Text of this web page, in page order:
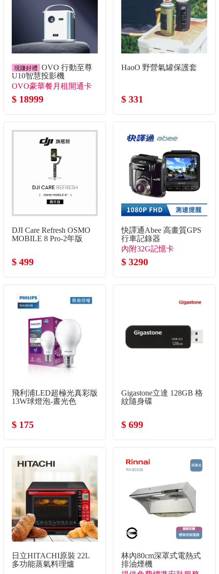
現賺好禮
OVO 行動至尊
U10智慧投影機
OVO豪華餐月租開通卡
+送月租開通卡*3！+送
$ 18999
HaoO 野營氣罐保護套
$ 331
DJI Care Refresh OSMO
MOBILE 8 Pro-2年版
$ 499
快譯通Abee 高畫質GPS
行車記錄器
內附32G記憶卡
$ 3290
飛利浦LED超極光真彩版
13W球燈泡-晝光色
$ 175
Gigastone立達 128GB 格
紋隨身碟
$ 699
日立HITACHI原裝 22L
多功能蒸氣料理爐
林內80cm深罩式電熱式
排油煙機